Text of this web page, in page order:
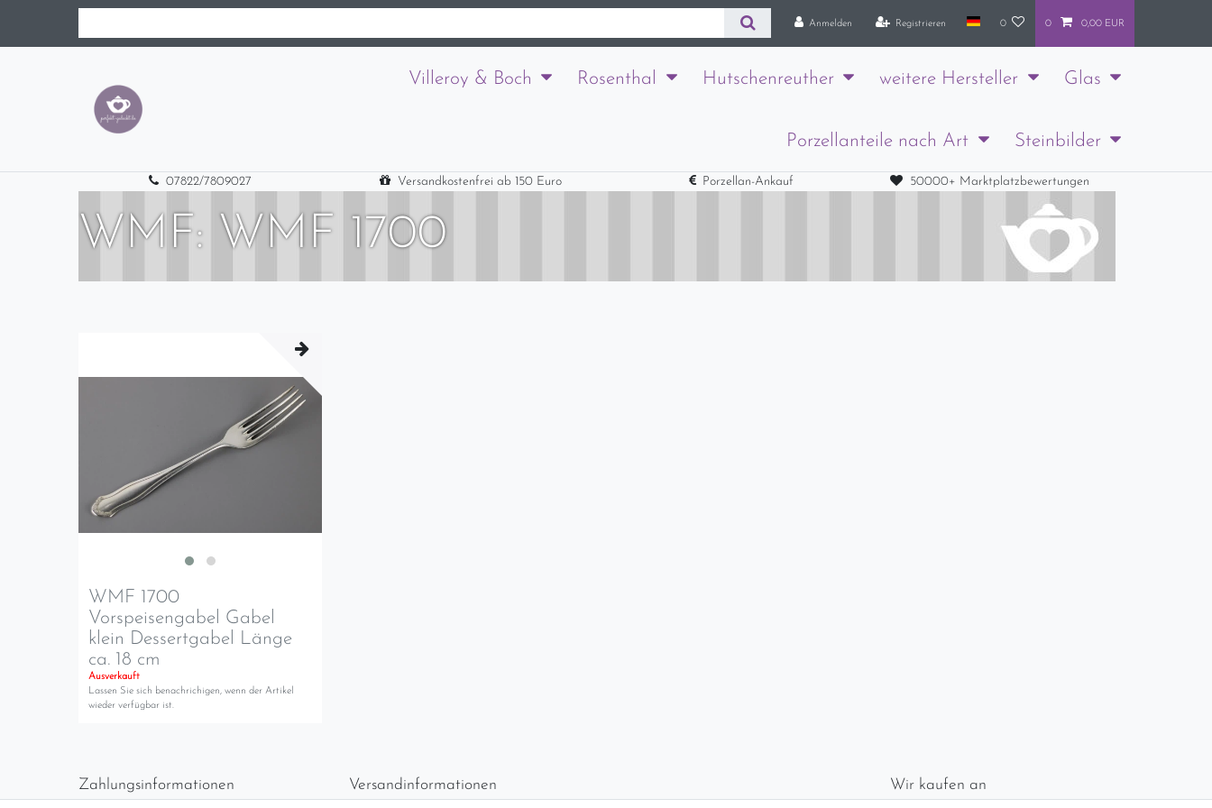
Anmelden Registrieren 0 0 0,00 EUR
Villeroy & Boch Rosenthal Hutschenreuther weitere Hersteller Glas
Porzellanteile nach Art Steinbilder
07822/7809027 Versandkostenfrei ab 150 Euro Porzellan-Ankauf 50000+ Marktplatzbewertungen
WMF: WMF 1700
WMF 1700
Vorspeisengabel Gabel
klein Dessertgabel Länge
ca. 18 cm
Ausverkauft
Lassen Sie sich benachrichigen, wenn der Artikel
wieder verfügbar ist.
Zahlungsinformationen Versandinformationen Wir kaufen an